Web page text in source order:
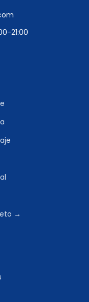
21:00
→